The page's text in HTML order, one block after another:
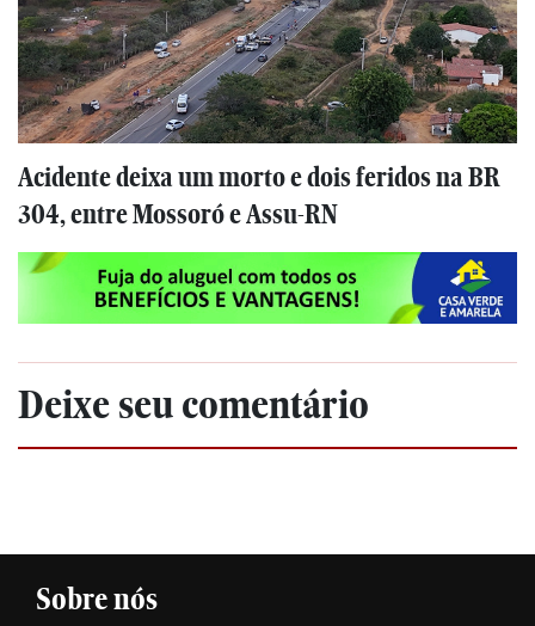
Acidente deixa um morto e dois feridos na BR
304, entre Mossoró e Assu-RN
Deixe seu comentário
Sobre nós